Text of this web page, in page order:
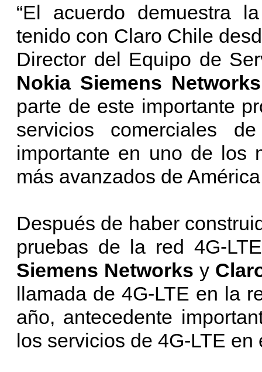
“El acuerdo demuestra
tenido con Claro Chile
Director del Equipo de
Nokia Siemens Networks
parte de este importante
servicios comerciales
importante en uno de los
más avanzados de
Después de haber
pruebas de la red 4G-
Siemens Networks y
llamada de 4G-LTE en la
año, antecedente
los servicios de 4G-LTE